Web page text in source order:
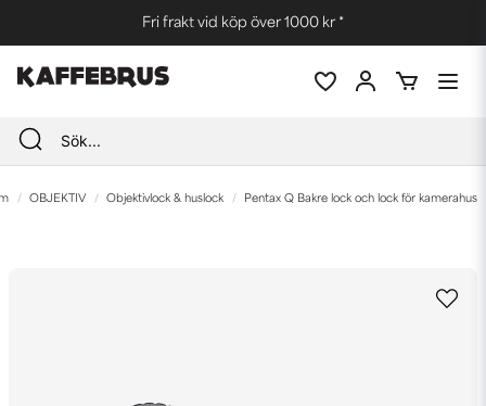
Fri frakt vid köp över 1000 kr *
OBJEKTIV Objektivlock & huslock Pentax Q Bakre lock och lock för kamerahus